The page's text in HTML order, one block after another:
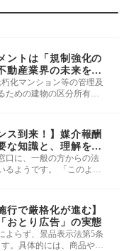
ントは「規制強化の
動産業界の未来を先
収集術
化マンション等の管理及
ための建物の区分所有等
ス到来！】媒介報酬
な知識と、理解を深
意識の変化
口に、一般の方からの法
るようです。 「このよう
行で厳格化が進む】
おとり広告」の実態
よらず、景品表示法第5条
。具体的には、商品やサ